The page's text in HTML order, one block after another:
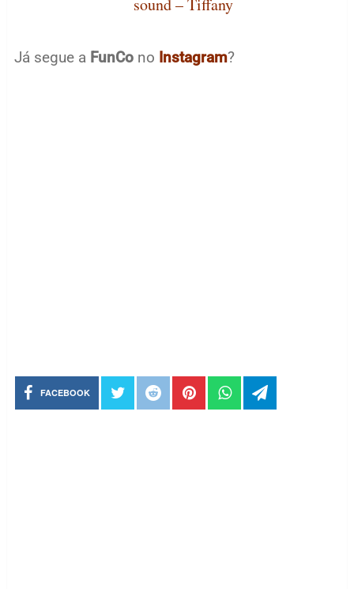
sound – Tiffany
Já segue a FunCono Instagram?
FACEBOOK